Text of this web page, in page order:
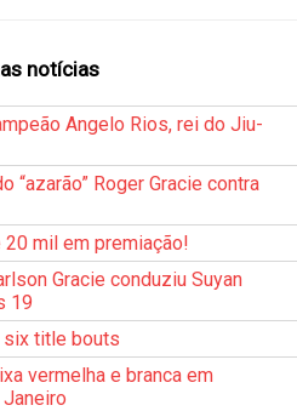
notícias
Angelo Rios, rei do Jiu-
“azarão” Roger Gracie contra
mil em premiação!
Gracie conduziu Suyan
19
six title bouts
vermelha e branca em